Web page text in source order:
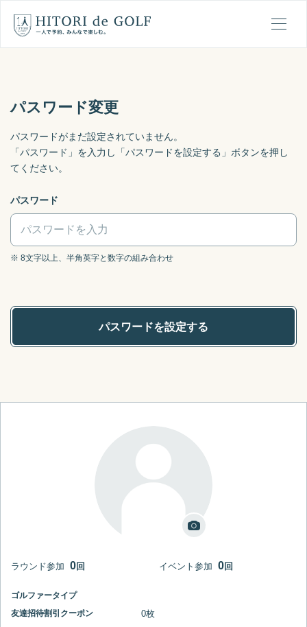
パスワード変更
パスワードがまだ設定されていません。
「パスワード」を入力し「パスワードを設定する」ボタンを押し
てください。
パスワード
※ 8文字以上、半角英字と数字の組み合わせ
パスワードを設定する
ラウンド参加 0回 イベント参加 0回
ゴルファータイプ
友達招待割引クーポン
0枚